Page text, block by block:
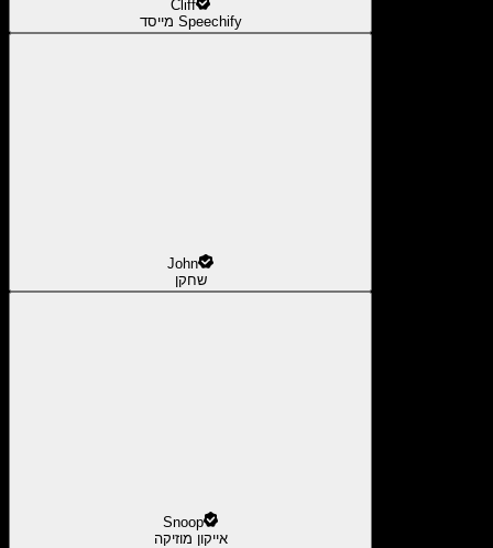
Cliff
מייסד Speechify
John
שחקן
Snoop
אייקון מוזיקה